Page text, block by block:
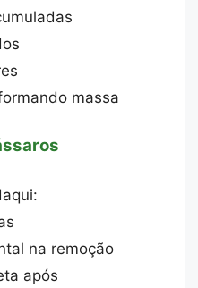
massa
na remoção
após